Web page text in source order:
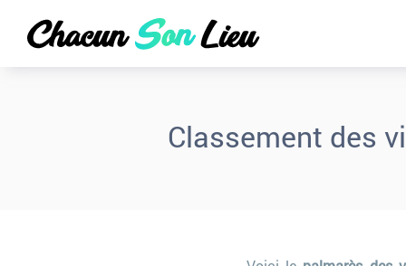
Classement des